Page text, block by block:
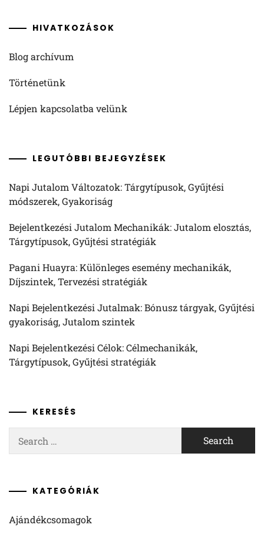
HIVATKOZÁSOK
Blog archívum
Történetünk
Lépjen kapcsolatba velünk
LEGUTÓBBI BEJEGYZÉSEK
Napi Jutalom Változatok: Tárgytípusok, Gyűjtési
módszerek, Gyakoriság
Bejelentkezési Jutalom Mechanikák: Jutalom elosztás,
Tárgytípusok, Gyűjtési stratégiák
Pagani Huayra: Különleges esemény mechanikák,
Díjszintek, Tervezési stratégiák
Napi Bejelentkezési Jutalmak: Bónusz tárgyak, Gyűjtési
gyakoriság, Jutalom szintek
Napi Bejelentkezési Célok: Célmechanikák,
Tárgytípusok, Gyűjtési stratégiák
KERESÉS
for:
KATEGÓRIÁK
Ajándékcsomagok